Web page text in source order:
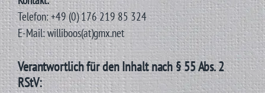
Telefon: +49 (0) 176 219 85 324
E-Mail: williboos(at)gmx.net
Verantwortlich für den Inhalt nach § 55 Abs. 2
RStV: